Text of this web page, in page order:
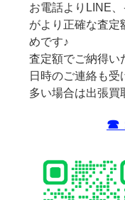
お電話よりLINE
がより正確な査定
めです♪
査定額でご納得い
日時のご連絡も
多い場合は出張買
☎︎